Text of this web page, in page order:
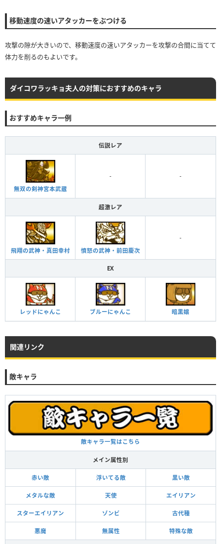
移動速度の速いアタッカーをぶつける
攻撃の隙が大きいので、移動速度の速いアタッカーを攻撃の合間に当てて
体力を削るのもよいです。
ダイコワラッキョ夫人の対策におすすめのキャラ
おすすめキャラ一例
伝説レア
無双の剣神宮本武蔵
- -
超激レア
飛翔の武神・真田幸村 憤怒の武神・前田慶次
-
EX
レッドにゃんこ ブルーにゃんこ 暗黒嬢
関連リンク
敵キャラ
敵キャラ一覧はこちら
メイン属性別
赤い敵 浮いてる敵 黒い敵
メタルな敵 天使 エイリアン
スターエイリアン ゾンビ 古代種
悪魔 無属性 特殊な敵